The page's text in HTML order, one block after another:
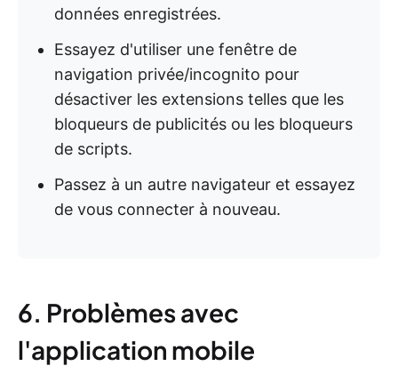
données enregistrées.
Essayez d'utiliser une fenêtre de
navigation privée/incognito pour
désactiver les extensions telles que les
bloqueurs de publicités ou les bloqueurs
de scripts.
Passez à un autre navigateur et essayez
de vous connecter à nouveau.
6. Problèmes avec
l'application mobile